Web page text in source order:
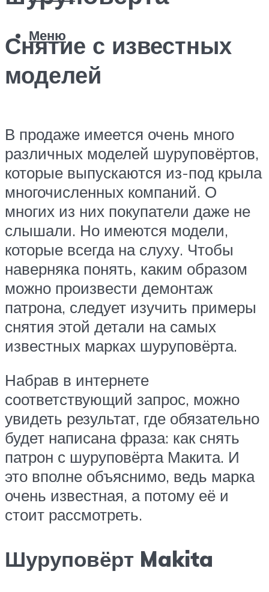
Меню
Снятие с известных
моделей
В продаже имеется очень много
различных моделей шуруповёртов,
которые выпускаются из-под крыла
многочисленных компаний. О
многих из них покупатели даже не
слышали. Но имеются модели,
которые всегда на слуху. Чтобы
наверняка понять, каким образом
можно произвести демонтаж
патрона, следует изучить примеры
снятия этой детали на самых
известных марках шуруповёрта.
Набрав в интернете
соответствующий запрос, можно
увидеть результат, где обязательно
будет написана фраза: как снять
патрон с шуруповёрта Макита. И
это вполне объяснимо, ведь марка
очень известная, а потому её и
стоит рассмотреть.
Шуруповёрт Makita